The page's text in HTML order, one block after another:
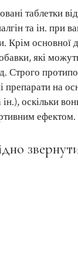
таблетки
та ін. при
Крім основної
які
Строго
препарати на
оскільки
ефектом.